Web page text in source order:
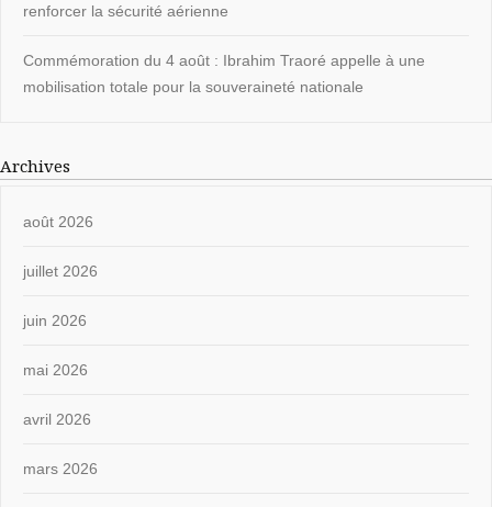
renforcer la sécurité aérienne
Commémoration du 4 août : Ibrahim Traoré appelle à une
mobilisation totale pour la souveraineté nationale
Archives
août 2026
juillet 2026
juin 2026
mai 2026
avril 2026
mars 2026